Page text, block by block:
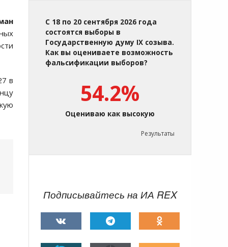
в
С 18 по 20 сентября 2026 года
состоятся выборы в
Государственную думу IX созыва.
Как вы оцениваете возможность
фальсификации выборов?
54.2%
Оцениваю как высокую
Результаты
Подписывайтесь на ИА REX